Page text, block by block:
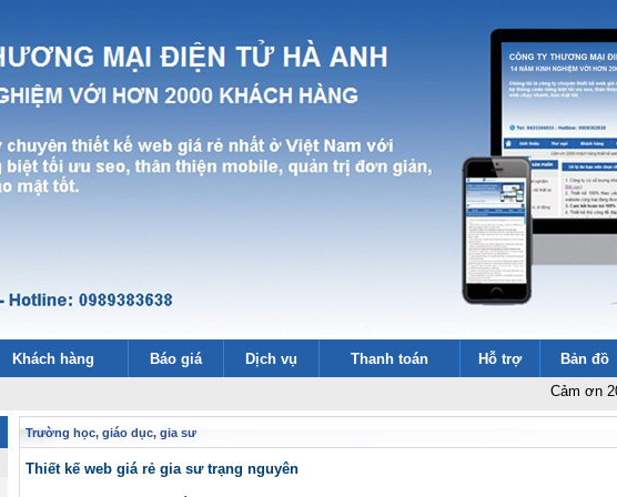
Khách hàng Báo giá Dịch vụ Thanh toán Hỗ trợ Bản đồ
Cảm ơn 2000
Trường học, giáo dục, gia sư
Thiết kế web giá rẻ gia sư trạng nguyên